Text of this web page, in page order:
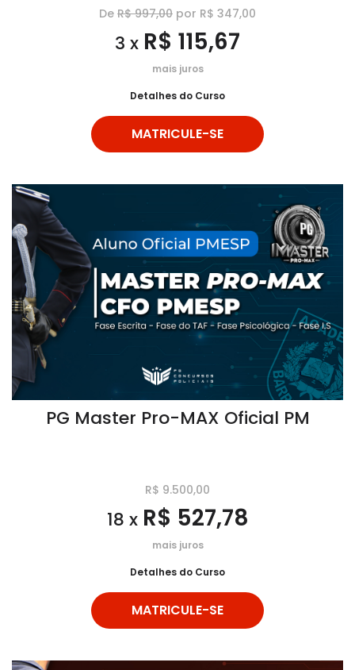
De R$ 997,00 por R$ 347,00
3 x R$ 115,67
mais juros
Detalhes do Curso
MATRICULE-SE
PG Master Pro-MAX Oficial PM
R$ 9.500,00
18 x R$ 527,78
mais juros
Detalhes do Curso
MATRICULE-SE